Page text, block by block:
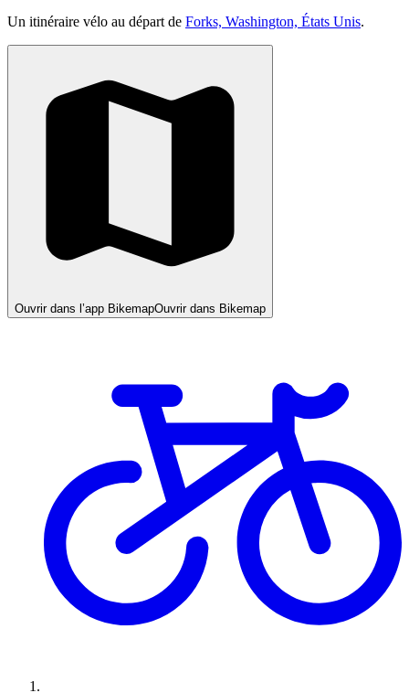
Un itinéraire vélo au départ de Forks, Washington, États Unis.
Ouvrir dans l’app BikemapOuvrir dans Bikemap